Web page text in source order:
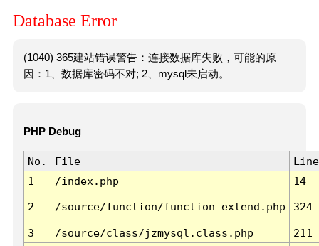
Database Error
(1040) 365建站错误警告：连接数据库失败，可能的原
因：1、数据库密码不对; 2、mysql未启动。
PHP Debug
No. File
Line
1
/index.php 14
2 /source/function/function_extend.php 324
3 /source/class/jzmysql.class.php
211